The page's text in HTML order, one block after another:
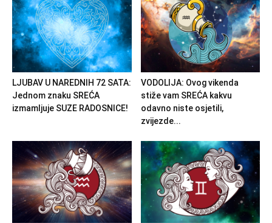
LJUBAV U NAREDNIH 72 SATA:
Jednom znaku SREĆA
izmamljuje SUZE RADOSNICE!
VODOLIJA: Ovog vikenda
stiže vam SREĆA kakvu
odavno niste osjetili,
zvijezde...